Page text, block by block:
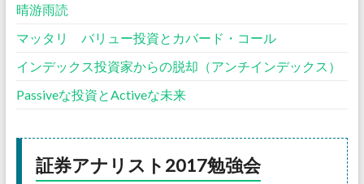
晴游雨読
マッタリ バリュー投資とカバード・コール
インデックス投資家からの脱却（アンチインデックス）
Passiveな投資とActiveな未来
証券アナリスト2017勉強会